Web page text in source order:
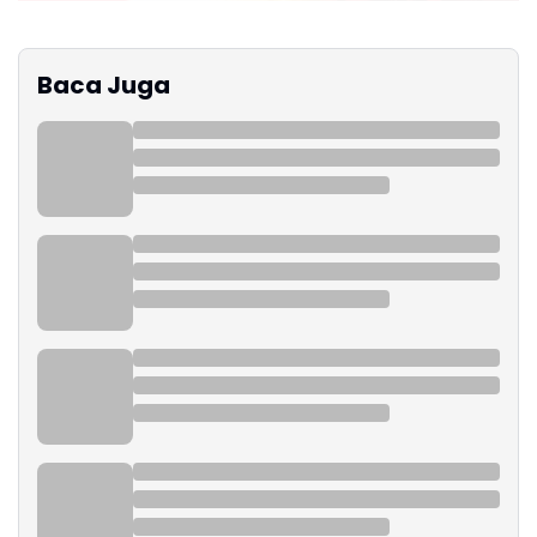
Baca Juga